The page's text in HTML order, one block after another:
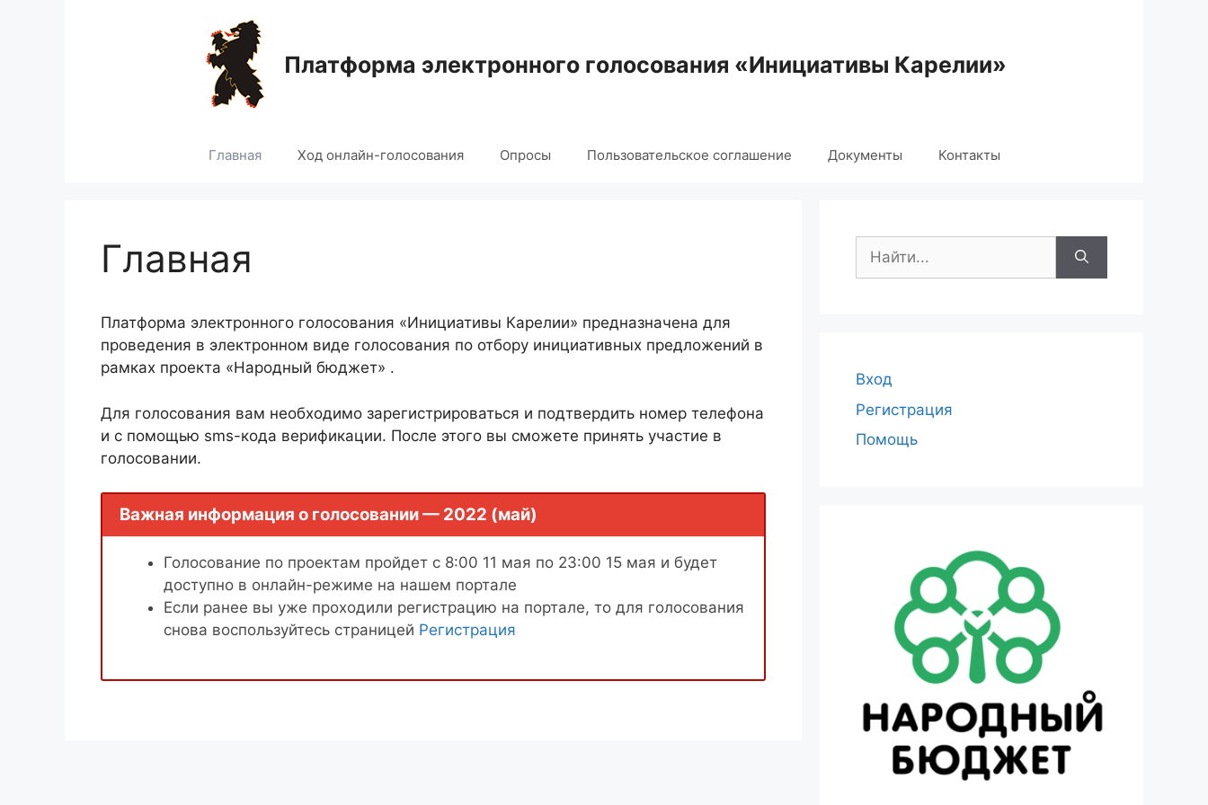
Платформа электронного голосования «Инициативы Карелии»
Главная Ход онлайн-голосования Опросы Пользовательское соглашение Документы Контакты
Главная
Платформа электронного голосования «Инициативы Карелии» предназначена для
проведения в электронном виде голосования по отбору инициативных предложений в
рамках проекта «Народный бюджет» .
Для голосования вам необходимо зарегистрироваться и подтвердить номер телефона
и с помощью sms-кода верификации. После этого вы сможете принять участие в
голосовании.
Важная информация о голосовании — 2022 (май)
Голосование по проектам пройдет с 8:00 11 мая по 23:00 15 мая и будет
доступно в онлайн-режиме на нашем портале
Если ранее вы уже проходили регистрацию на портале, то для голосования
снова воспользуйтесь страницей Регистрация
Поиск:
Вход
Регистрация
Помощь